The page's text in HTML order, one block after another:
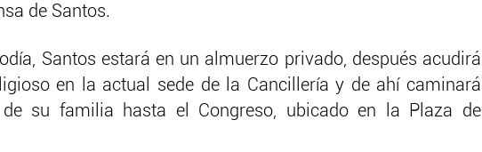
de Santos.
Santos estará en un almuerzo privado, después acudirá
en la actual sede de la Cancillería y de ahí caminará
de su familia hasta el Congreso, ubicado en la Plaza de